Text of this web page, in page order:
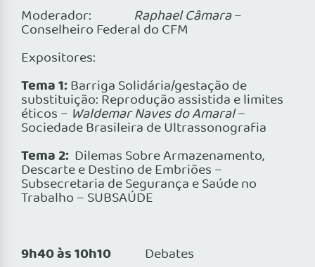
Moderador: Raphael Câmara–
Conselheiro Federal do CFM
Expositores:
Tema 1:Barriga Solidária/gestação de
substituição: Reprodução assistida e limites
éticos – Waldemar Naves do Amaral–
Sociedade Brasileira de Ultrassonografia
Tema 2: Dilemas Sobre Armazenamento,
Descarte e Destino de Embriões –
Subsecretaria de Segurança e Saúde no
Trabalho – SUBSAÚDE
9h40 às 10h10 Debates